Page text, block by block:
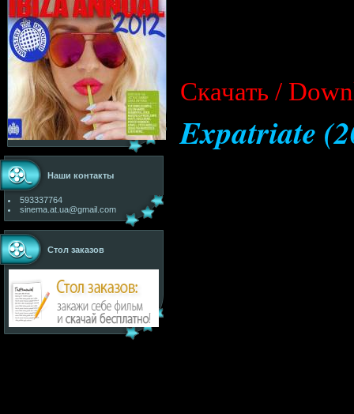
Наши контакты
593337764
sinema.at.ua@gmail.com
Стол заказов
Cкачать /
Expatriate